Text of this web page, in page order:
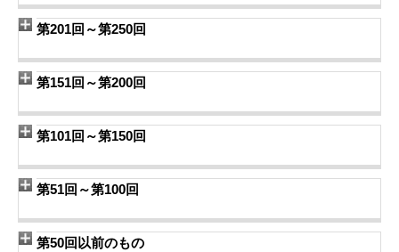
第201回～第250回
第151回～第200回
第101回～第150回
第51回～第100回
第50回以前のもの